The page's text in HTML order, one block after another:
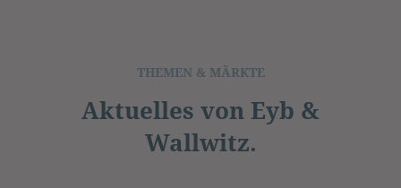
THEMEN & MÄRKTE
Aktuelles von Eyb &
Wallwitz.